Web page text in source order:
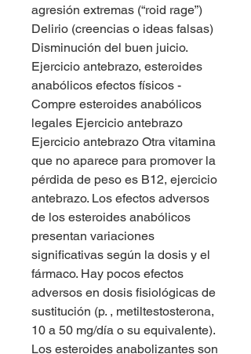
agresión extremas (“roid rage”)
Delirio (creencias o ideas falsas)
Disminución del buen juicio.
Ejercicio antebrazo, esteroides
anabólicos efectos físicos -
Compre esteroides anabólicos
legales Ejercicio antebrazo
Ejercicio antebrazo Otra vitamina
que no aparece para promover la
pérdida de peso es B12, ejercicio
antebrazo. Los efectos adversos
de los esteroides anabólicos
presentan variaciones
significativas según la dosis y el
fármaco. Hay pocos efectos
adversos en dosis fisiológicas de
sustitución (p. , metiltestosterona,
10 a 50 mg/día o su equivalente).
Los esteroides anabolizantes son